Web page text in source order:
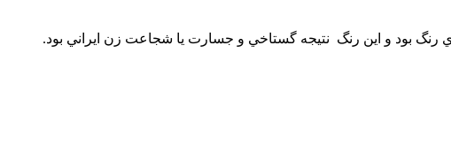
بود و اين رنگ نتيجه گستاخي و جسارت يا شجاعت زن ايراني بود.